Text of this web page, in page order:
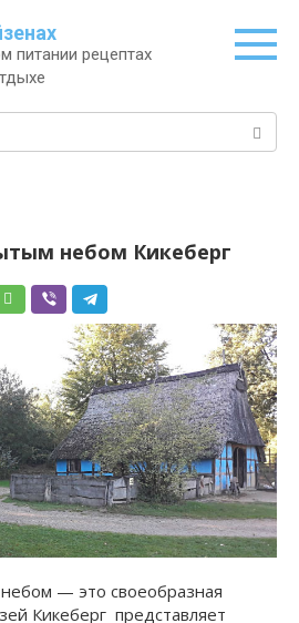
питании рецептах
небом Кикеберг
— это своеобразная
Кикеберг представляет